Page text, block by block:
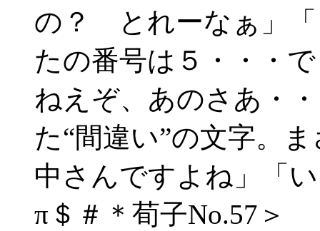
の？ とれーなぁ」「
たの番号は５・・・
ねえぞ、あのさあ・
た“間違い”の文字。
中さんですよね」「
π＄＃＊荀子No.57＞